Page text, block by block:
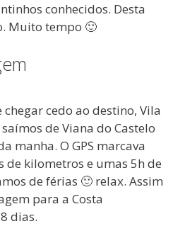
conhecidos. Desta
Muito tempo 🙂
cedo ao destino, Vila
de Viana do Castelo
manha. O GPS marcava
de kilometros e umas 5h de
de férias 🙂 relax. Assim
para a Costa
dias.